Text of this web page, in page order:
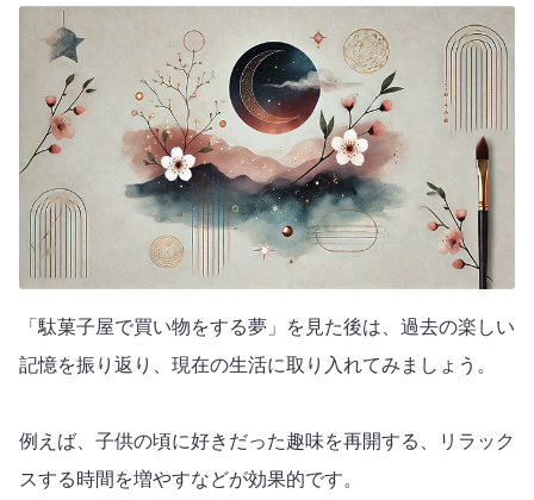
「駄菓子屋で買い物をする夢」を見た後は、過去の楽しい
記憶を振り返り、現在の生活に取り入れてみましょう。
例えば、子供の頃に好きだった趣味を再開する、リラック
スする時間を増やすなどが効果的です。